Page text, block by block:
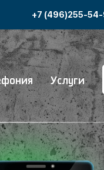
+7 (496)255-
Услуги